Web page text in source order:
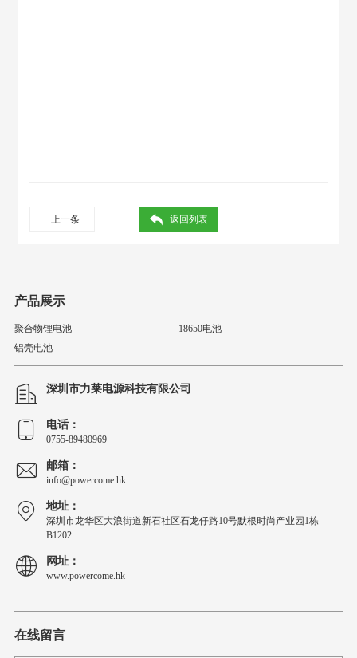
上一条 返回列表
产品展示
聚合物锂电池
18650电池
铝壳电池
深圳市力莱电源科技有限公司
电话：
0755-89480969
邮箱：
info@powercome.hk
地址：
深圳市龙华区大浪街道新石社区石龙仔路10号默根时尚产业园1栋
B1202
网址：
www.powercome.hk
在线留言